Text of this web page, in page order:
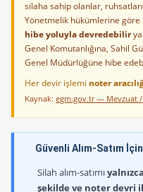
silaha sahip olanlar,
Yönetmelik hükümlerine
hibe yoluyla devredebilirya
Genel Komutanlığına, Sahil
Genel Müdürlüğüne hibe
Her devir işlemi noter
Kaynak: egm.gov.tr — Mevzuat /
Güvenli Alım-Satım
Silah alım-satımı
şekilde ve noter devri